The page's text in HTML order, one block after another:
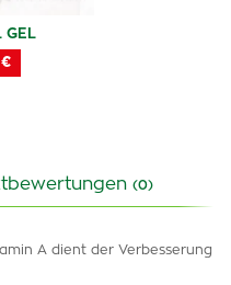
GEL
€
(0)
A dient der Verbesserung